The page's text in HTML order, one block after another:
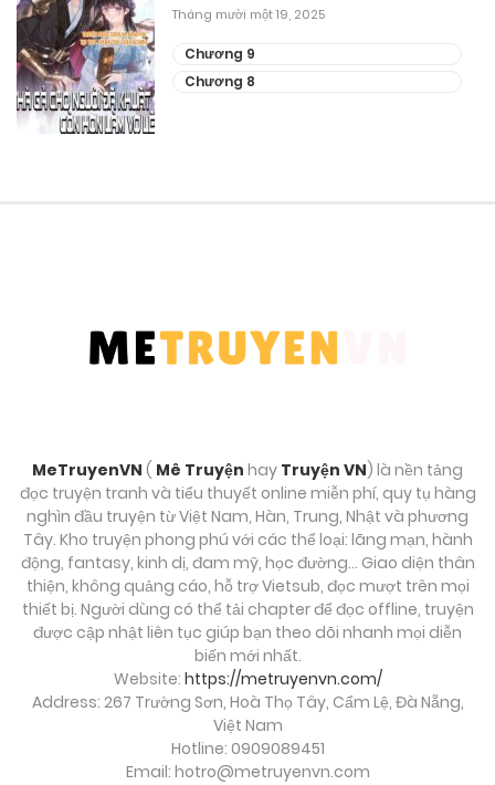
Tháng mười một 19, 2025
Chương 9
Chương 8
MeTruyenVN ( Mê Truyện hay Truyện VN) là nền tảng
đọc truyện tranh và tiểu thuyết online miễn phí, quy tụ hàng
nghìn đầu truyện từ Việt Nam, Hàn, Trung, Nhật và phương
Tây. Kho truyện phong phú với các thể loại: lãng mạn, hành
động, fantasy, kinh dị, đam mỹ, học đường… Giao diện thân
thiện, không quảng cáo, hỗ trợ Vietsub, đọc mượt trên mọi
thiết bị. Người dùng có thể tải chapter để đọc offline, truyện
được cập nhật liên tục giúp bạn theo dõi nhanh mọi diễn
biến mới nhất.
Website: https://metruyenvn.com/
Address: 267 Trường Sơn, Hoà Thọ Tây, Cẩm Lệ, Đà Nẵng,
Việt Nam
Hotline: 0909089451
Email: hotro@metruyenvn.com